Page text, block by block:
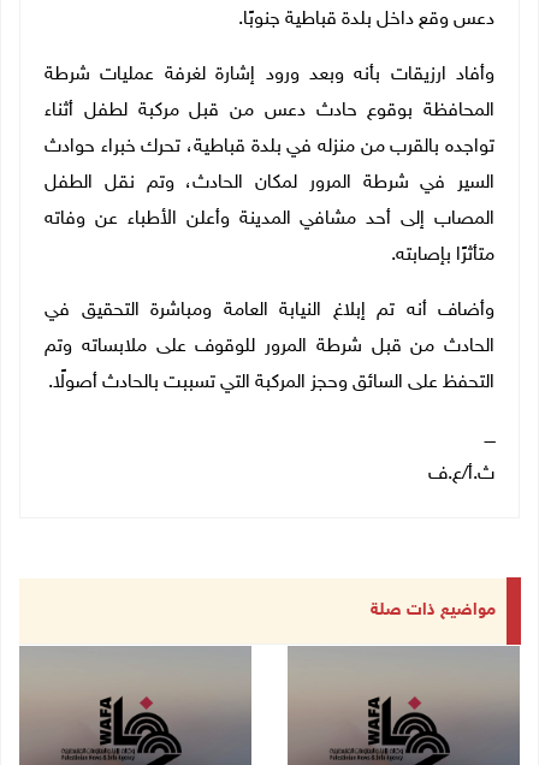
دعس وقع داخل بلدة قباطية جنوبًا.
وأفاد ارزيقات بأنه وبعد ورود إشارة لغرفة عمليات شرطة
المحافظة بوقوع حادث دعس من قبل مركبة لطفل أثناء
تواجده بالقرب من منزله في بلدة قباطية، تحرك خبراء حوادث
السير في شرطة المرور لمكان الحادث، وتم نقل الطفل
المصاب إلى أحد مشافي المدينة وأعلن الأطباء عن وفاته
متأثرًا بإصابته.
وأضاف أنه تم إبلاغ النيابة العامة ومباشرة التحقيق في
الحادث من قبل شرطة المرور للوقوف على ملابساته وتم
التحفظ على السائق وحجز المركبة التي تسببت بالحادث أصولًا.
ــــ
ث.أ/ع.ف
مواضيع ذات صلة